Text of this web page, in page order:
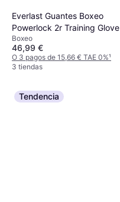
Everlast Guantes Boxeo
Powerlock 2r Training Glove
Boxeo
46,99 €
O 3 pagos de 15,66 € TAE 0%¹
3 tiendas
Tendencia